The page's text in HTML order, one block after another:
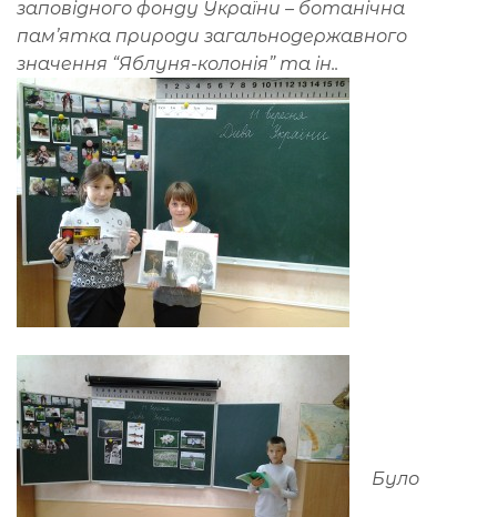
заповідного фонду України – ботанічна
пам’ятка природи загальнодержавного
значення “Яблуня-колонія” та ін..
Було